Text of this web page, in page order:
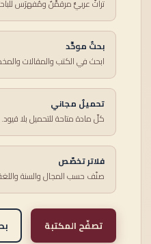
تراثٌ عربيٌّ مرقمَّنٌ ومُفهرَس
بحثٌ موحَّد
ابحث في الكتب والمقالات
تحميلٌ مجاني
كلّ مادة متاحة للتحميل بلا قيود.
فلاتر تخصّص
صنّف حسب المجال والسنة واللغة
تصفّح المكتبة